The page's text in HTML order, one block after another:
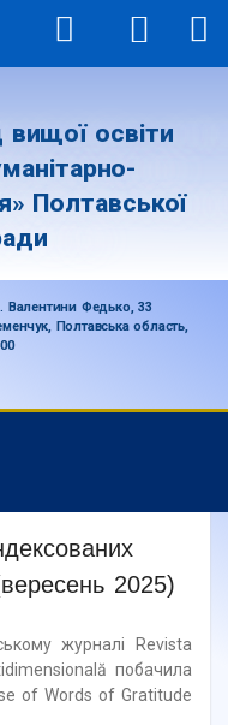
освіти
Полтавської
Валентини Федько, 33
Полтавська область,
2025)
журналі Revista
побачила
of Words of Gratitude